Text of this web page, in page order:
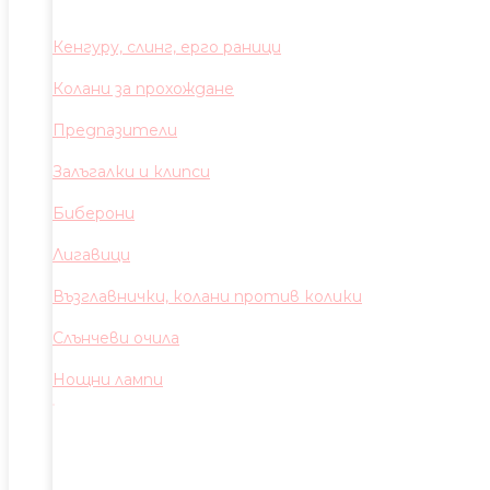
Кенгуру, слинг, ерго раници
Колани за прохождане
Предпазители
Залъгалки и клипси
Биберони
Лигавици
Възглавнички, колани против колики
Слънчеви очила
Нощни лампи